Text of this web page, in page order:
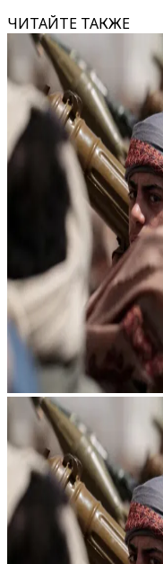
ЧИТАЙТЕ ТАКЖЕ